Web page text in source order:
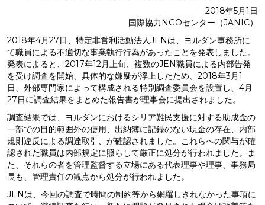
2018年5月1日
国際協力NGOセンター（JANIC）
2018年4月27日、特定非営利活動法人JENは、ヨルダン事務所に
て職員による不適切な事業執行行為があったことを発表しました。
発表によると、2017年12月上旬、複数のJEN職員による内部告発
を受け調査を開始、具体的な嫌疑が浮上したため、2018年3月1
日、外部専門家によって構成される特別調査委員会を設置し、4月
27日に調査結果をまとめた報告書が理事会に提出されました。
調査結果では、ヨルダンにおけるシリア難民支援に対する助成金の
一部での目的範囲外の使用、出納簿に記録のない現金の存在、内部
規則違反による調達取引、が確認されました。これらへの関与が確
認された職員は内部規定に照らして厳正に処分が行われました。ま
た、それらの者を管理監督する立場にある代表理事や理事、事務局
長も、管理責任の観点から処分が行われました。
JENは、今回の調査で時間の制約等から網羅しきれなかった事項に